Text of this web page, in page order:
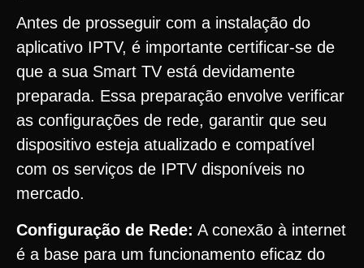
Antes de prosseguir com a instalação do
aplicativo IPTV, é importante certificar-se de
que a sua Smart TV está devidamente
preparada. Essa preparação envolve verificar
as configurações de rede, garantir que seu
dispositivo esteja atualizado e compatível
com os serviços de IPTV disponíveis no
mercado.
Configuração de Rede: A conexão à internet
é a base para um funcionamento eficaz do